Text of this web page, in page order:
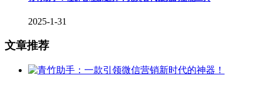
2025-1-31
文章推荐